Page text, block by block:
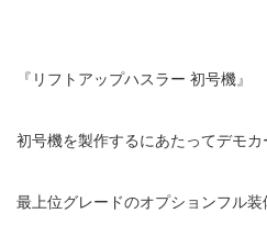
『リフトアップハスラー 初号機』
初号機を製作するにあたってデモカ
最上位グレードのオプションフル装